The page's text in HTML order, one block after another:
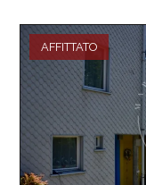
AFFITTATO